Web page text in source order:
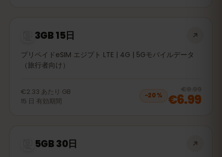
3GB 15日
プリペイドeSIM エジプト LTE | 4G | 5Gモバイルデータ
（旅行者向け）
€2.33 あたり GB
15 日 有効期間
−20%
€8.99
€6.99
5GB 30日